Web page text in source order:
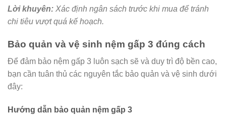
Lời khuyên: Xác định ngân sách trước khi mua để tránh
chi tiêu vượt quá kế hoạch.
Bảo quản và vệ sinh nệm gấp 3 đúng cách
Để đảm bảo nệm gấp 3 luôn sạch sẽ và duy trì độ bền cao,
bạn cần tuân thủ các nguyên tắc bảo quản và vệ sinh dưới
đây:
Hướng dẫn bảo quản nệm gấp 3